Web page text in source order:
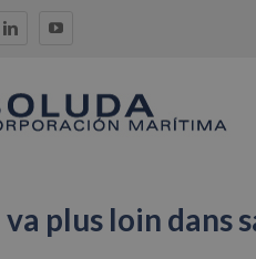
LinkedInYouTube
plus loin dans